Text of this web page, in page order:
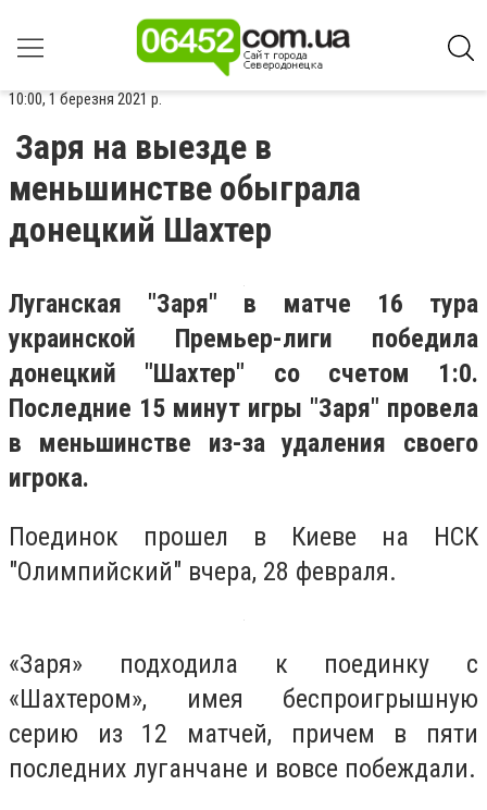
10:00, 1 березня 2021 р.
Заря на выезде в
меньшинстве обыграла
донецкий Шахтер
Луганская "Заря" в матче 16 тура
украинской Премьер-лиги победила
донецкий "Шахтер" со счетом 1:0.
Последние 15 минут игры "Заря" провела
в меньшинстве из-за удаления своего
игрока.
Поединок прошел в Киеве на НСК
"Олимпийский" вчера, 28 февраля.
«Заря» подходила к поединку с
«Шахтером», имея беспроигрышную
серию из 12 матчей, причем в пяти
последних луганчане и вовсе побеждали.